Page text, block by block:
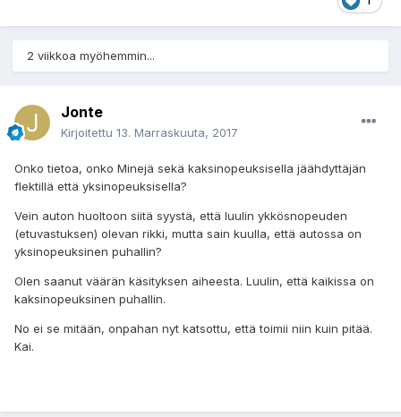
2 viikkoa myöhemmin...
Jonte
Kirjoitettu 13. Marraskuuta, 2017
Onko tietoa, onko Minejä sekä kaksinopeuksisella jäähdyttäjän
flektillä että yksinopeuksisella?
Vein auton huoltoon siitä syystä, että luulin ykkösnopeuden
(etuvastuksen) olevan rikki, mutta sain kuulla, että autossa on
yksinopeuksinen puhallin?
Olen saanut väärän käsityksen aiheesta. Luulin, että kaikissa on
kaksinopeuksinen puhallin.
No ei se mitään, onpahan nyt katsottu, että toimii niin kuin pitää.
Kai.